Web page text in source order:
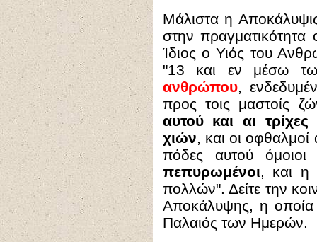
Μάλιστα η
στην
Ίδιος ο Υιός του
"13 και εν μέσω
ανθρώπου,
προς τοις μαστοίς
αυτού και αι
χιών, και οι
πόδες αυτού
πεπυρωμένοι, και η
πολλών". Δείτε την
Αποκάλυψης, η οποία
Παλαιός των Ημερών.